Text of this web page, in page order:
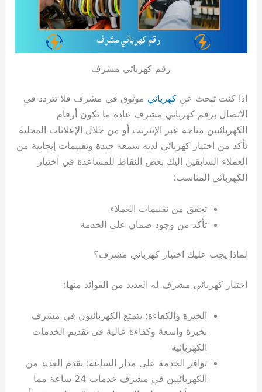
رقم كهربائي مشرف
إذا كنت تبحث عنكهربائي موثوق في مشرف فلا تتردد في
الاتصال برقم كهربائي مشرف عادة ما تكون أرقام
الكهربائيين متاحة عبر الإنترنت أو من خلال الإعلانات المحلية
تأكد من اختيار كهربائي لديه سمعة جيدة وتقييمات إيجابية من
العملاء السابقين إليك بعض النقاط للمساعدة في اختيار
الكهربائي المناسب:
تحقق من تقييمات العملاء
تأكد من وجود ضمان على الخدمة
لماذا يجب عليك اختيار كهربائي مشرف؟
اختيار كهربائي مشرف له العديد من الفوائد منها:
الخبرة والكفاءة: يتمتع الكهربائيون في مشرف
بخبرة واسعة وكفاءة عالية في تقديم الخدمات
الكهربائية
توافر الخدمة على مدار الساعة: يقدم العديد من
الكهربائيين في مشرف خدمات 24 ساعة مما